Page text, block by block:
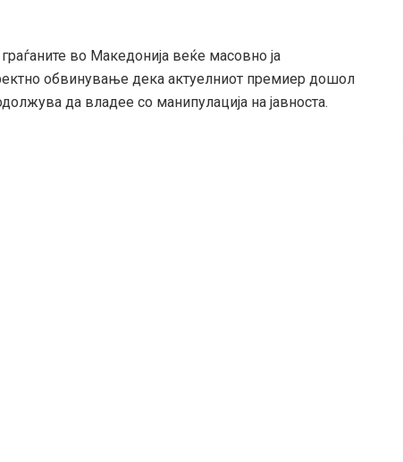
во Македонија веќе масовно ја
обвинување дека актуелниот премиер дошол
да владее со манипулација на јавноста.